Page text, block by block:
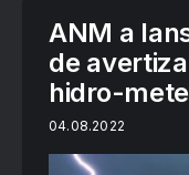
ANM a
de
hidro-
04.08.2022